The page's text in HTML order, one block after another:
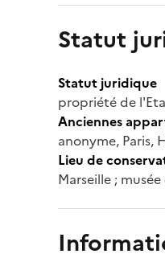
Statut
Statut juridique
propriété de
Anciennes
anonyme, Paris,
Lieu de
Marseille ;